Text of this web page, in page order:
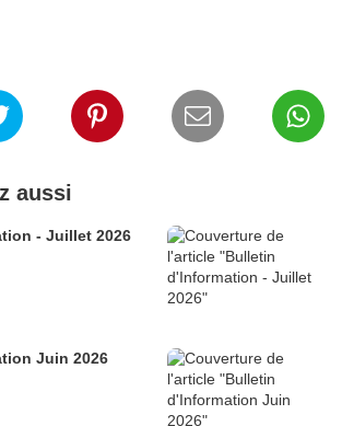
aussi
- Juillet 2026
Juin 2026